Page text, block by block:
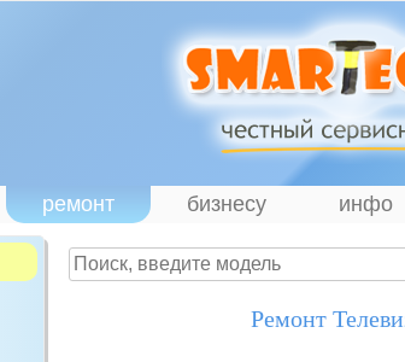
ремонт бизнесу инфо
Ремонт